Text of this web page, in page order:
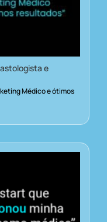
e
Médico e ótimos